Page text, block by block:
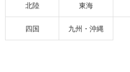
北陸 東海
四国 九州・沖縄